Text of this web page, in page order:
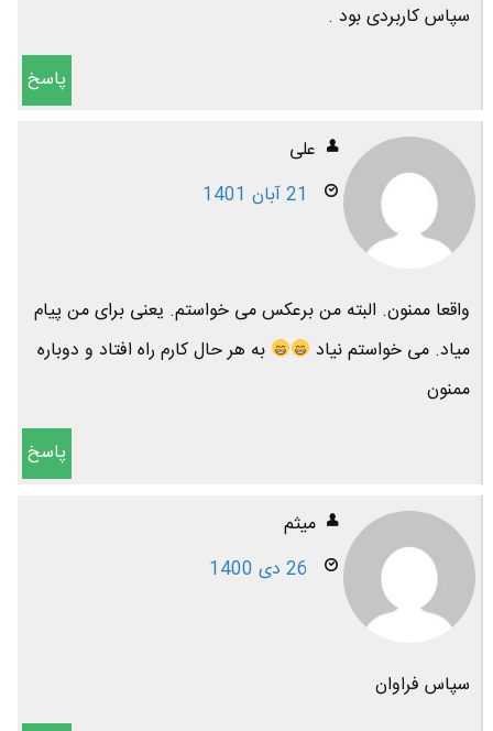
سپاس کاربردی بود .
پاسخ
علی
21 آبان 1401
واقعا ممنون. البته من برعکس می خواستم. یعنی برای من پیام
میاد. می خواستم نیاد
به هر حال کارم راه افتاد و دوباره
ممنون
پاسخ
میثم
26 دی 1400
سپاس فراوان